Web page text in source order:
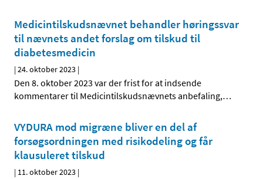
Medicintilskudsnævnet behandler høringssvar
til nævnets andet forslag om tilskud til
diabetesmedicin
|24. oktober 2023 |
Den 8. oktober 2023 var der frist for at indsende
kommentarer til Medicintilskudsnævnets anbefaling,…
VYDURA mod migræne bliver en del af
forsøgsordningen med risikodeling og får
klausuleret tilskud
| 11. oktober 2023 |